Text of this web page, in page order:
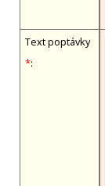
Text poptávky
*: